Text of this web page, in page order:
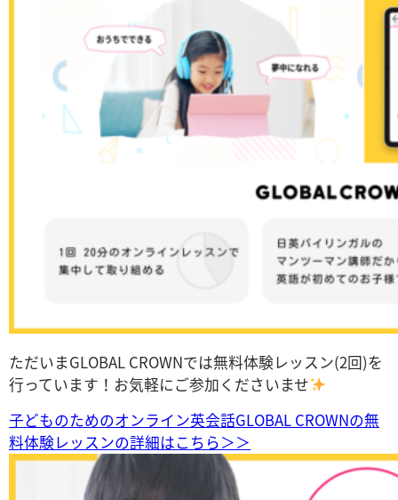
ただいまGLOBAL CROWNでは無料体験レッスン(2回)を
行っています！お気軽にご参加くださいませ
子どものためのオンライン英会話GLOBAL CROWNの無
料体験レッスンの詳細はこちら＞＞